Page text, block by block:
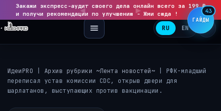
Закажи экспресс-аудит своего дела онлайн всего за 199 ₽
и получи рекомендации по улучшению - Жми сюда !
▶
RU EN
ИдеиPRO Архив рубрики ~Лента новостей~
РФК-младший
переписал устав комиссии CDC, открыв двери для
шарлатанов, выступающих против вакцинации.
ГАЙДЫ
43